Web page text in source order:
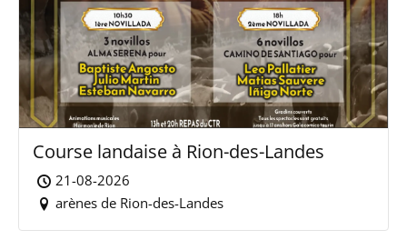
Course landaise à Rion-des-Landes
21-08-2026
arènes de Rion-des-Landes